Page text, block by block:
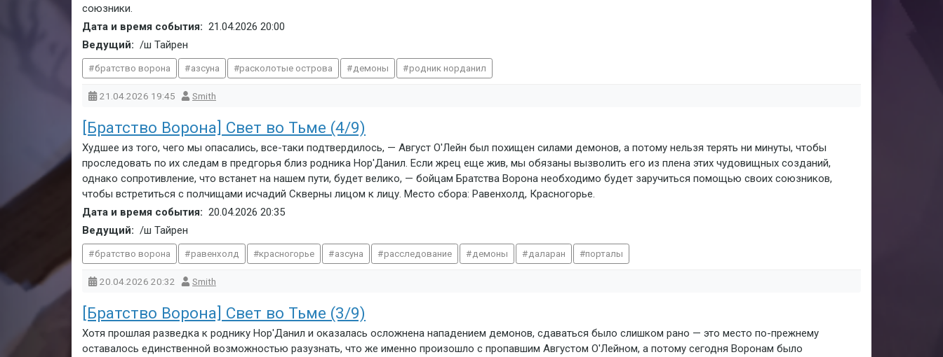
союзники.
Дата и время события: 21.04.2026 20:00
Ведущий: /ш Тайрен
братство ворона азсуна расколотые острова демоны родник норданил
21.04.2026 19:45 Smith
[Братство Ворона] Свет во Тьме (4/9)
Худшее из того, чего мы опасались, все-таки подтвердилось, — Август О'Лейн был похищен силами демонов, а потому нельзя терять ни минуты, чтобы
проследовать по их следам в предгорья близ родника Нор'Данил. Если жрец еще жив, мы обязаны вызволить его из плена этих чудовищных созданий,
однако сопротивление, что встанет на нашем пути, будет велико, — бойцам Братства Ворона необходимо будет заручиться помощью своих союзников,
чтобы встретиться с полчищами исчадий Скверны лицом к лицу. Место сбора: Равенхолд, Красногорье.
Дата и время события: 20.04.2026 20:35
Ведущий: /ш Тайрен
братство ворона равенхолд красногорье азсуна расследование демоны даларан порталы
20.04.2026 20:32 Smith
[Братство Ворона] Свет во Тьме (3/9)
Хотя прошлая разведка к роднику Нор'Данил и оказалась осложнена нападением демонов, сдаваться было слишком рано — это место по-прежнему
оставалось единственной возможностью разузнать, что же именно произошло с пропавшим Августом О'Лейном, а потому сегодня Воронам было